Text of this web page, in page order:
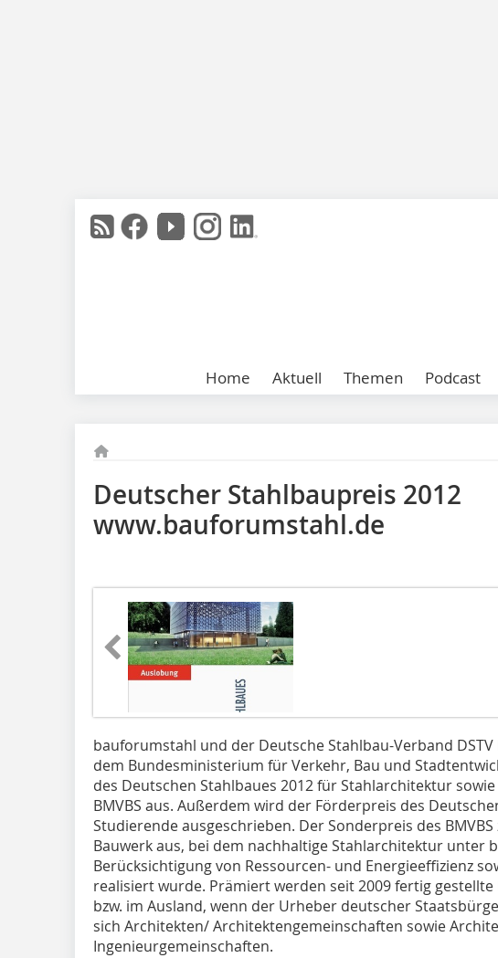
Home Aktuell Themen Podcast
Deutscher Stahlbaupreis 2012
www.bauforumstahl.de
bauforumstahl und der Deutsche Stahlbau-Verband
dem Bundesministerium für Verkehr, Bau und
des Deutschen Stahlbaues 2012 für Stahlarchitektur
BMVBS aus. Außerdem wird der Förderpreis des
Studierende ausgeschrieben. Der Sonderpreis des
Bauwerk aus, bei dem nachhaltige Stahlarchitektur unter
Berücksichtigung von Ressourcen- und Energieeffizienz
realisiert wurde. Prämiert werden seit 2009 fertig
bzw. im Ausland, wenn der Urheber deutscher
sich Architekten/ Architektengemeinschaften sowie
Ingenieurgemeinschaften.